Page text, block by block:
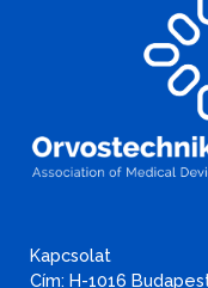
Kapcsolat
Cím: H-1016